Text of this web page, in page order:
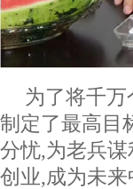
为了将千
制定了最高目
分忧,为老兵
创业,成为未